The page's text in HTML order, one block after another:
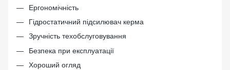
Ергономічність
Гідростатичний підсилювач керма
Зручність техобслуговування
Безпека при експлуатації
Хороший огляд